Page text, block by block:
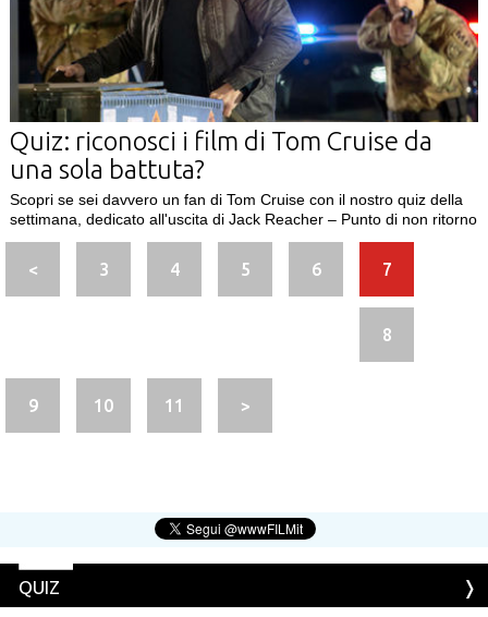
Quiz: riconosci i film di Tom Cruise da
una sola battuta?
Scopri se sei davvero un fan di Tom Cruise con il nostro quiz della
settimana, dedicato all'uscita di Jack Reacher – Punto di non ritorno
< 3 4 5 6 7
8
9 10 11 >
QUIZ